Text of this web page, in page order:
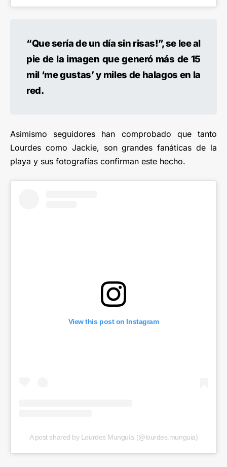
“Que sería de un día sin risas!”, se lee al
pie de la imagen que generó más de 15
mil ‘me gustas’ y miles de halagos en la
red.
Asimismo seguidores han comprobado que tanto
Lourdes como Jackie, son grandes fanáticas de la
playa y sus fotografías confirman este hecho.
View this post on Instagram
A post shared by Lourdes Munguía (@lourdes.munguia)